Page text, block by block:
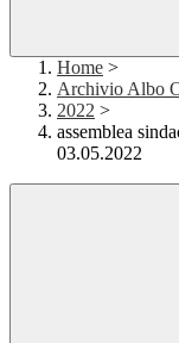
Home >
Archivio Albo
2022 >
assemblea
03.05.2022